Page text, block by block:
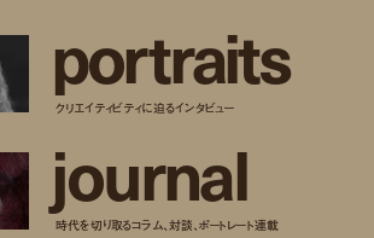
portraits
クリエイティビティに迫るインタビュー
journal
時代を切り取るコラム、対談、ポートレート連載